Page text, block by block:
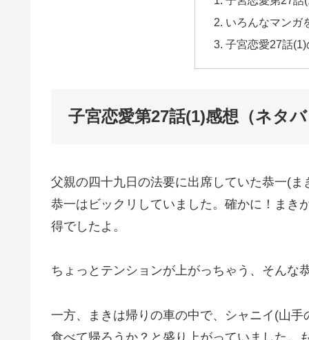
いろんなマンガ
子宮恋愛27話
子宮恋愛第27話(1)感想（ネタ
父親の四十九日の法要に出席していた恭一(
恭一はビックリしていました。確かに！まき
得でしたよ。
ちょっとテンションが上がっちゃう、そんな
一方、まきは帰りの車の中で、シャニイ(山
食べて帰ろうか？と盛り上がっていました。